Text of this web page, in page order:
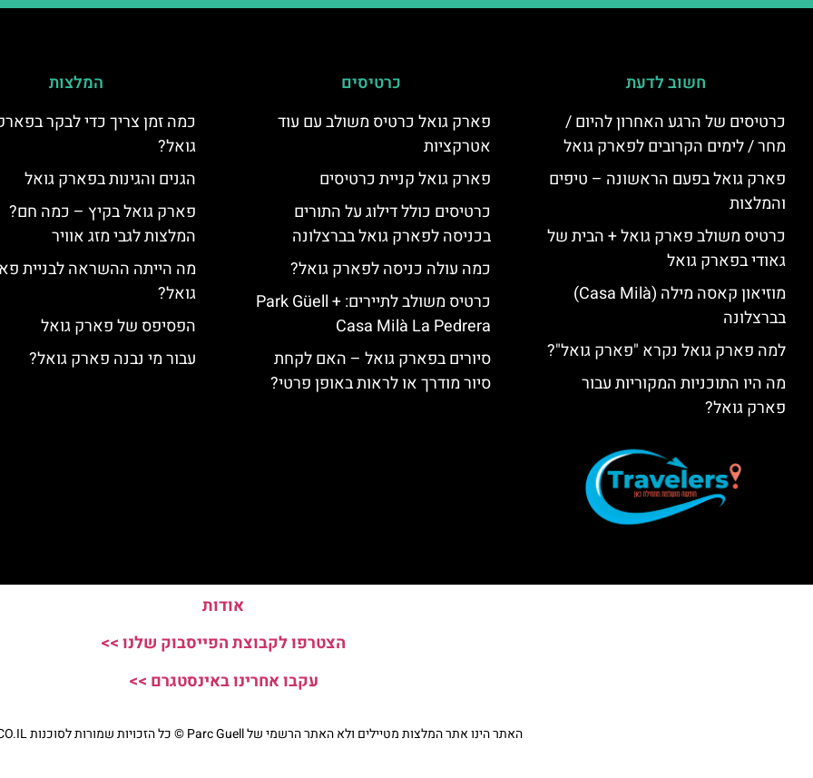
חשוב לדעת
כרטיסים של הרגע האחרון להיום /
מחר / לימים הקרובים לפארק גואל
פארק גואל בפעם הראשונה – טיפים
והמלצות
כרטיס משולב פארק גואל + הבית של
גאודי בפארק גואל
מוזיאון קאסה מילה (Casa Milà)
בברצלונה
למה פארק גואל נקרא "פארק גואל"?
מה היו התוכניות המקוריות עבור
פארק גואל?
כרטיסים
פארק גואל כרטיס משולב עם עוד
אטרקציות
פארק גואל קניית כרטיסים
כרטיסים כולל דילוג על התורים
בכניסה לפארק גואל בברצלונה
כמה עולה כניסה לפארק גואל?
כרטיס משולב לתיירים: Park Güell +
Casa Milà La Pedrera
סיורים בפארק גואל – האם לקחת
סיור מודרך או לראות באופן פרטי?
המלצות
כמה זמן צריך כדי לבקר
גואל?
הגנים והגינות בפארק גואל
פארק גואל בקיץ – כמה חם?
המלצות לגבי מזג אוויר
מה הייתה ההשראה לבניית
גואל?
הפסיפס של פארק גואל
עבור מי נבנה פארק גואל?
אודות
הצטרפו לקבוצת הפייסבוק שלנו >>
עקבו אחרינו באינסטגרם >>
האתר הינו אתר המלצות מטיילים ולא האתר הרשמי של Parc Guell © כל הזכויות שמורות לסוכנות TRAVELERS.CO.IL